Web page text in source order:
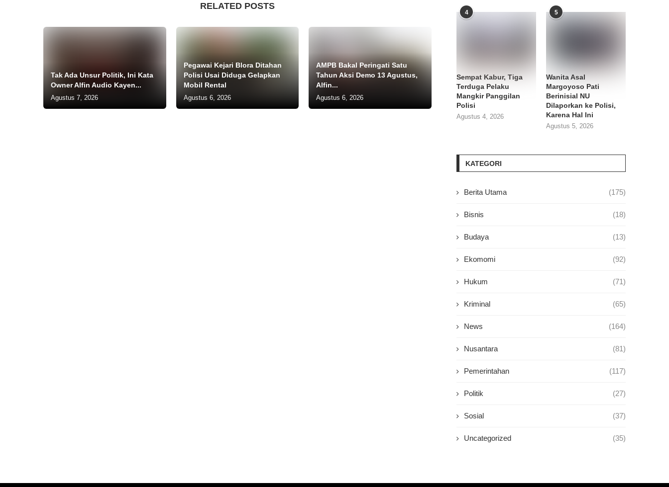
RELATED POSTS
Tak Ada Unsur Politik, Ini Kata
Owner Alfin Audio Kayen...
Agustus 7, 2026
Pegawai Kejari Blora Ditahan
Polisi Usai Diduga Gelapkan
Mobil Rental
Agustus 6, 2026
AMPB Bakal Peringati Satu
Tahun Aksi Demo 13 Agustus,
Alfin...
Agustus 6, 2026
4
Sempat Kabur, Tiga
Terduga Pelaku
Mangkir Panggilan
Polisi
Agustus 4, 2026
5
Wanita Asal
Margoyoso Pati
Berinisial NU
Dilaporkan ke Polisi,
Karena Hal Ini
Agustus 5, 2026
KATEGORI
Berita Utama (175)
Bisnis (18)
Budaya (13)
Ekomomi (92)
Hukum (71)
Kriminal (65)
News (164)
Nusantara (81)
Pemerintahan (117)
Politik (27)
Sosial (37)
Uncategorized (35)